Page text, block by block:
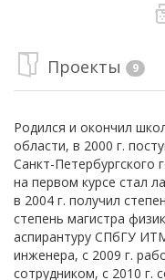
Проекты 9
Родился и окончил
области, в 2000 г.
Санкт-Петербургского
на первом курсе стал
в 2004 г. получил
степень магистра
аспирантуру СПбГУ
инженера, c 2009 г.
сотрудником, с 2010 г.